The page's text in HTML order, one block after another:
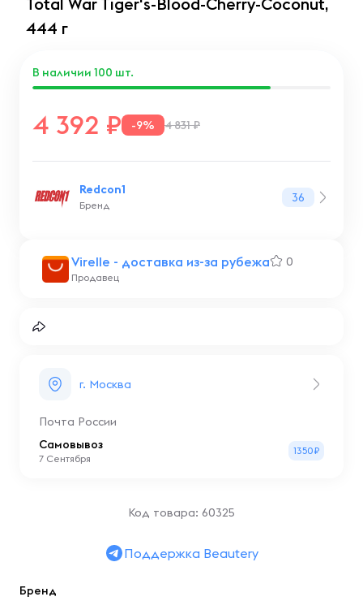
444 г
Virelle - доставка из-за рубежа 0
Продавец
4 392 -9% 4 831 ₽
В наличии 100 шт.
Redcon1
Бренд
36
г. Москва
Почта России
Самовывоз
7 Сентября
1350₽
Код товара: 60325
Поддержка Beautery
Бренд